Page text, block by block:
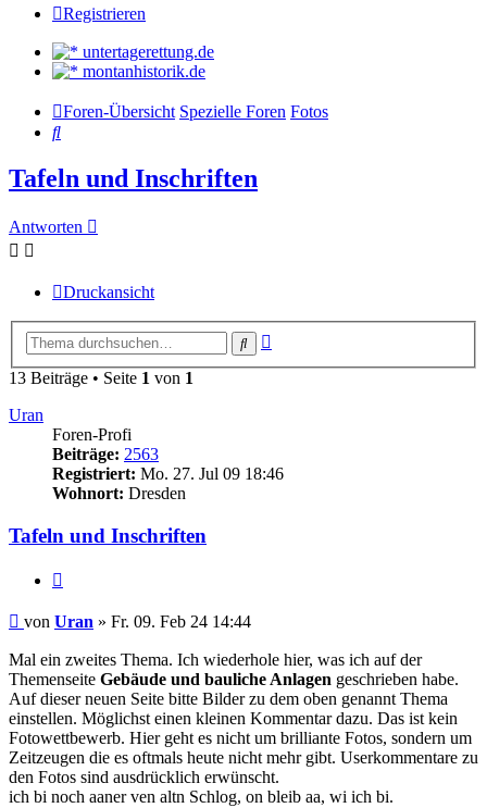
Registrieren
untertagerettung.de
montanhistorik.de
Foren-Übersicht Spezielle Foren Fotos
Suche
Tafeln und Inschriften
Antworten
Druckansicht
Suche
13 Beiträge • Seite 1 von 1
Uran
Foren-Profi
Beiträge: 2563
Registriert: Mo. 27. Jul 09 18:46
Wohnort: Dresden
Tafeln und Inschriften
Beitrag
von Uran » Fr. 09. Feb 24 14:44
Mal ein zweites Thema. Ich wiederhole hier, was ich auf der
Themenseite Gebäude und bauliche Anlagen geschrieben habe.
Auf dieser neuen Seite bitte Bilder zu dem oben genannt Thema
einstellen. Möglichst einen kleinen Kommentar dazu. Das ist kein
Fotowettbewerb. Hier geht es nicht um brilliante Fotos, sondern um
Zeitzeugen die es oftmals heute nicht mehr gibt. Userkommentare zu
den Fotos sind ausdrücklich erwünscht.
ich bi noch aaner ven altn Schlog, on bleib aa, wi ich bi.